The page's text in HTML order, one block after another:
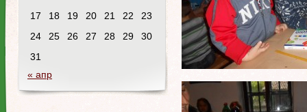
17
18 19 20 21 22
23
24
25 26 27 28 29
30
31
« апр